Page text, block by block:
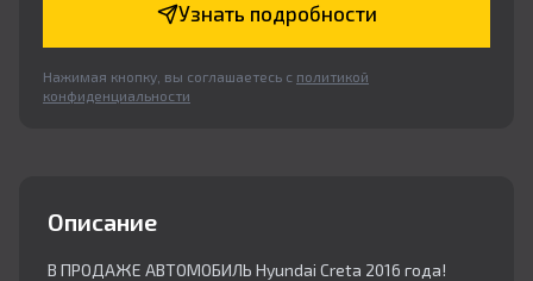
Узнать подробности
Нажимая кнопку, вы соглашаетесь с политикой
конфиденциальности
Описание
В ПРОДАЖЕ АВТОМОБИЛЬ Hyundai Creta 2016 года!